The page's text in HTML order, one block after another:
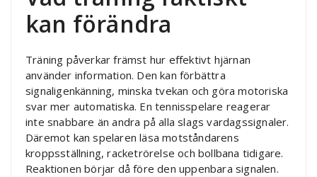
kan förändra
Träning påverkar främst hur effektivt hjärnan
använder information. Den kan förbättra
signaligenkänning, minska tvekan och göra motoriska
svar mer automatiska. En tennisspelare reagerar
inte snabbare än andra på alla slags vardagssignaler.
Däremot kan spelaren läsa motståndarens
kroppsställning, racketrörelse och bollbana tidigare.
Reaktionen börjar då före den uppenbara signalen.